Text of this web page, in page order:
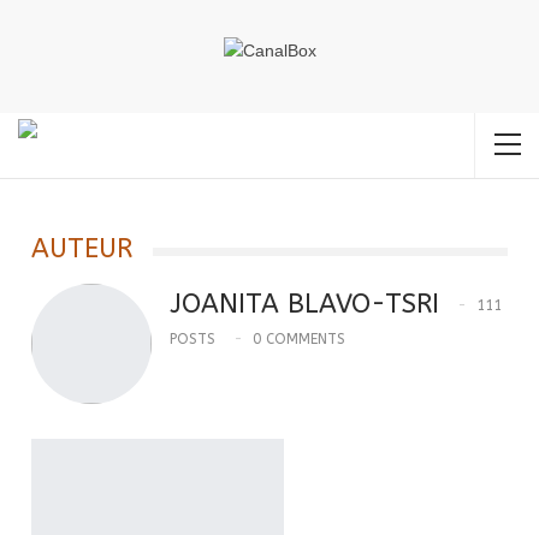
AUTEUR
JOANITA BLAVO-TSRI
111
POSTS
0 COMMENTS